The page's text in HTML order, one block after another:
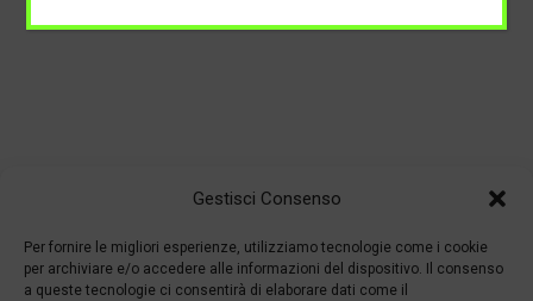
Gestisci Consenso
Per fornire le migliori esperienze, utilizziamo tecnologie come i cookie
per archiviare e/o accedere alle informazioni del dispositivo. Il consenso
a queste tecnologie ci consentirà di elaborare dati come il